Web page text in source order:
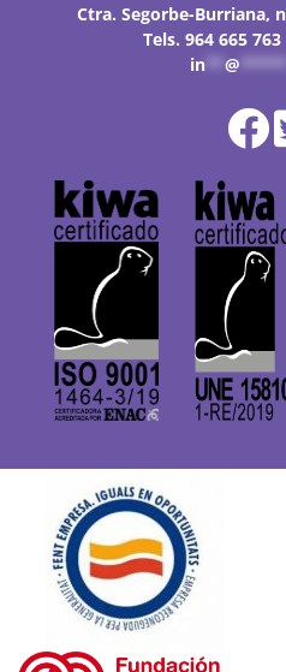
Ctra. Segorbe-Burriana,
Tels. 964 665
in** @